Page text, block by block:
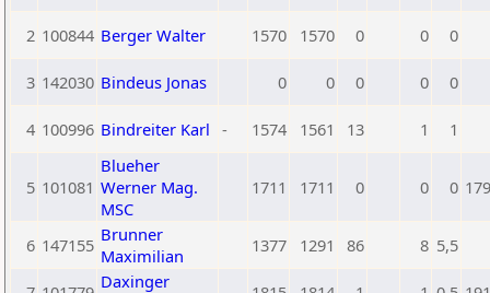
2 100844 Berger Walter 1570 1570 0 0 0
3 142030 Bindeus Jonas 0 0 0 0 0
4 100996 Bindreiter Karl - 1574 1561 13 1 1
5 101081
Blueher
Werner Mag.
MSC
1711 1711 0 0 0
6 147155 Brunner
Maximilian
1377 1291 86 8 5,5
Daxinger